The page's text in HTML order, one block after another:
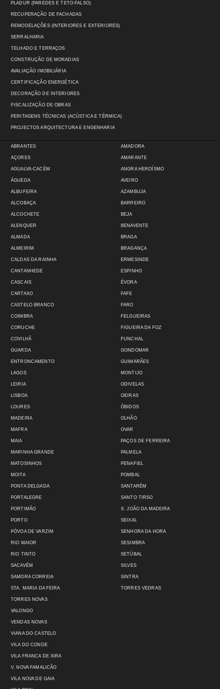
PLADUR (PAREDES E TETO-FALSO)
RECUPERAÇÃO DE FACHADAS
REMODELAÇÕES (INTERIORES E EXTERIORES)
SERRALHARIA
TELHADO E TERRAÇOS
CONSTRUÇÃO DE MORADIAS
AVALIAÇÃO IMOBILIÁRIA
CERTIFICAÇÃO ENERGÉTICA
DECORAÇÃO DE INTERIORES
FISCALIZAÇÃO DE OBRAS
PERITAGENS TÉCNICAS (ACÚSTICA E TÉRMICA)
PROJECTOS ARQUITECTURA E ENGENHARIA
ABRANTES
AÇORES
AGUALVA-CACÉM
ÁGUEDA
ALBUFEIRA
ALCOBAÇA
ALCOCHETE
ALENQUER
ALMADA
ALMEIRIM
AMADORA
AMARANTE
ANGRA HEROÍSMO
AVEIRO
AZAMBUJA
BARREIRO
BEJA
BENAVENTE
BRAGA
BRAGANÇA
CALDAS DA RAINHA
CANTANHEDE
CASCAIS
CARTAXO
CASTELO BRANCO
COIMBRA
CORUCHE
COVILHÃ
GUARDA
ENTRONCAMENTO
ERMESINDE
ESPINHO
ÉVORA
FAFE
FARO
FELGUEIRAS
FIGUEIRA DA FOZ
FUNCHAL
GONDOMAR
GUIMARÃES
LAGOS
LEIRIA
LISBOA
LOURES
MADEIRA
MAFRA
MAIA
MARINHA GRANDE
MATOSINHOS
MOITA
MONTIJO
ODIVELAS
OEIRAS
ÓBIDOS
OLHÃO
OVAR
PAÇOS DE FERREIRA
PALMELA
PENAFIEL
POMBAL
PONTA DELGADA
PORTALEGRE
PORTIMÃO
PORTO
PÓVOA DE VARZIM
RIO MAIOR
RIO TINTO
SACAVÉM
SAMORA CORREIA
STA. MARIA DA FEIRA
SANTARÉM
SANTO TIRSO
S. JOÃO DA MADEIRA
SEIXAL
SENHORA DA HORA
SESIMBRA
SETÚBAL
SILVES
SINTRA
TORRES VEDRAS
TORRES NOVAS
VALONGO
VENDAS NOVAS
VIANA DO CASTELO
VILA DO CONDE
VILA FRANCA DE XIRA
V. NOVA FAMALICÃO
VILA NOVA DE GAIA